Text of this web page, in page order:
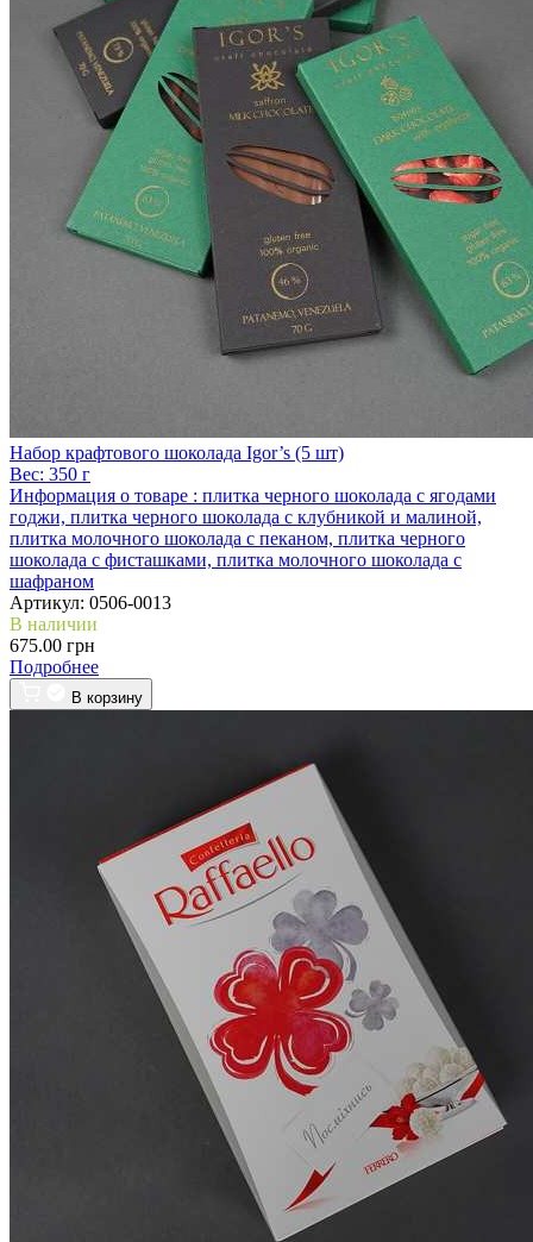
Набор крафтового шоколада Igor’s (5 шт)
Вес: 350 г
Информация о товаре : плитка черного шоколада с ягодами
годжи, плитка черного шоколада с клубникой и малиной,
плитка молочного шоколада с пеканом, плитка черного
шоколада с фисташками, плитка молочного шоколада с
шафраном
Артикул: 0506-0013
В наличии
675.00 грн
Подробнее
В корзину